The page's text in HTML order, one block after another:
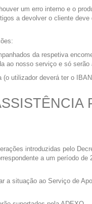
um erro interno e o
a devolver o cliente
da respetiva
nosso serviço e só
utilizador deverá ter o
introduzidas pelo
a um período
situação ao Serviço de